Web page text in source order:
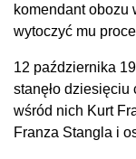
komendant obozu
wytoczyć mu
12 października
stanęło dziesięciu
wśród nich Kurt
Franza Stangla i